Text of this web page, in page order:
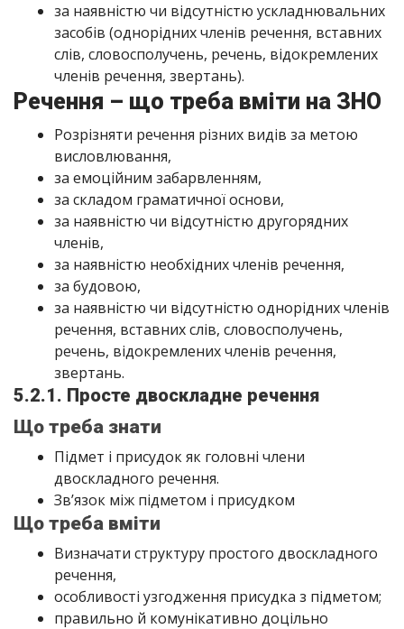
за наявністю чи відсутністю ускладнювальних
засобів (однорідних членів речення, вставних
слів, словосполучень, речень, відокремлених
членів речення, звертань).
Речення – що треба вміти на ЗНО
Розрізняти речення різних видів за метою
висловлювання,
за емоційним забарвленням,
за складом граматичної основи,
за наявністю чи відсутністю другорядних
членів,
за наявністю необхідних членів речення,
за будовою,
за наявністю чи відсутністю однорідних членів
речення, вставних слів, словосполучень,
речень, відокремлених членів речення,
звертань.
5.2.1. Просте двоскладне речення
Що треба знати
Підмет і присудок як головні члени
двоскладного речення.
Зв’язок між підметом і присудком
Що треба вміти
Визначати структуру простого двоскладного
речення,
особливості узгодження присудка з підметом;
правильно й комунікативно доцільно